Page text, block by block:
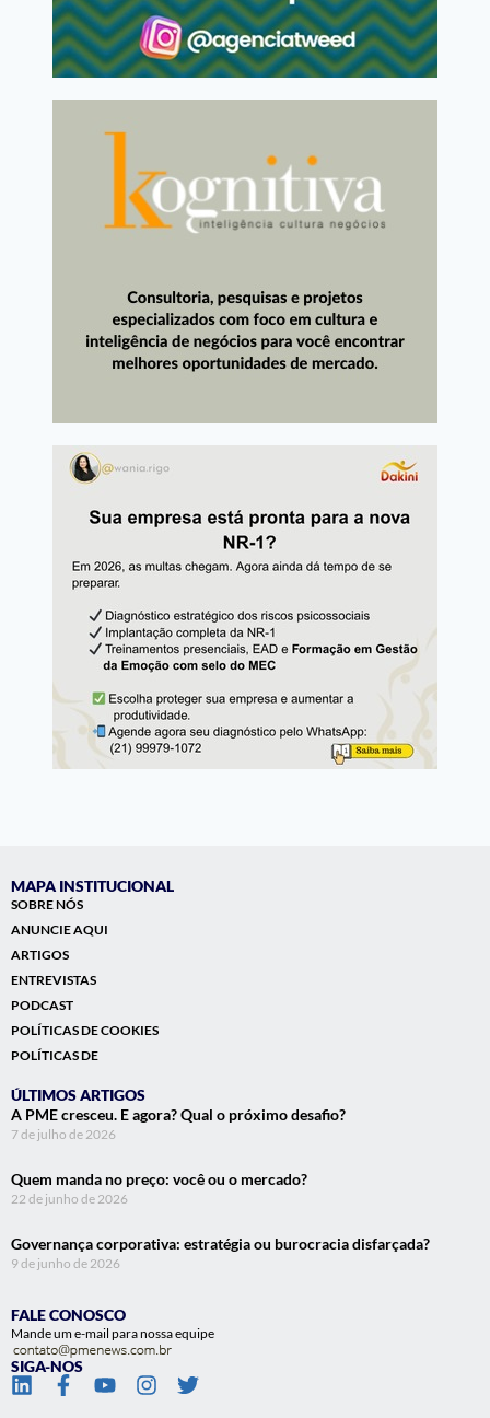
MAPA INSTITUCIONAL
SOBRE NÓS
ANUNCIE AQUI
ARTIGOS
ENTREVISTAS
PODCAST
POLÍTICAS DE COOKIES
POLÍTICAS DE
ÚLTIMOS ARTIGOS
A PME cresceu. E agora? Qual o próximo desafio?
7 de julho de 2026
Quem manda no preço: você ou o mercado?
22 de junho de 2026
Governança corporativa: estratégia ou burocracia disfarçada?
9 de junho de 2026
FALE CONOSCO
Mande um e-mail para nossa equipe
SIGA-NOS